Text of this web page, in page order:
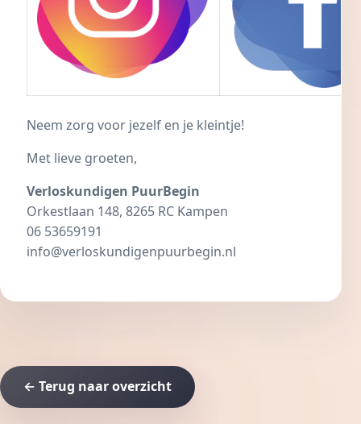
Neem zorg voor jezelf en je kleintje!
Met lieve groeten,
Verloskundigen PuurBegin
Orkestlaan 148, 8265 RC Kampen
06 53659191
info@verloskundigenpuurbegin.nl
← Terug naar overzicht